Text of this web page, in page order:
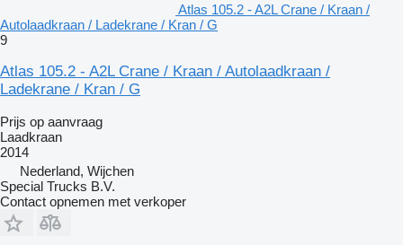
Atlas 105.2 - A2L Crane / Kraan /
Autolaadkraan / Ladekrane / Kran / G
9
Atlas 105.2 - A2L Crane / Kraan / Autolaadkraan /
Ladekrane / Kran / G
Prijs op aanvraag
Laadkraan
2014
Nederland, Wijchen
Special Trucks B.V.
Contact opnemen met verkoper